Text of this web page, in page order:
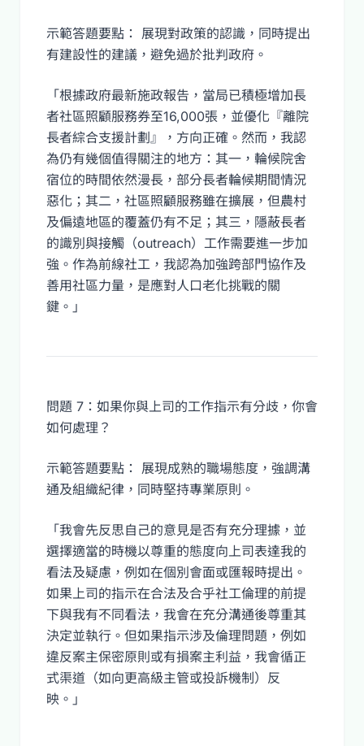
示範答題要點： 展現對政策的認識，同時提出
有建設性的建議，避免過於批判政府。
「根據政府最新施政報告，當局已積極增加長
者社區照顧服務券至16,000張，並優化『離院
長者綜合支援計劃』，方向正確。然而，我認
為仍有幾個值得關注的地方：其一，輪候院舍
宿位的時間依然漫長，部分長者輪候期間情況
惡化；其二，社區照顧服務雖在擴展，但農村
及偏遠地區的覆蓋仍有不足；其三，隱蔽長者
的識別與接觸（outreach）工作需要進一步加
強。作為前線社工，我認為加強跨部門協作及
善用社區力量，是應對人口老化挑戰的關
鍵。」
問題 7：如果你與上司的工作指示有分歧，你會
如何處理？
示範答題要點： 展現成熟的職場態度，強調溝
通及組織紀律，同時堅持專業原則。
「我會先反思自己的意見是否有充分理據，並
選擇適當的時機以尊重的態度向上司表達我的
看法及疑慮，例如在個別會面或匯報時提出。
如果上司的指示在合法及合乎社工倫理的前提
下與我有不同看法，我會在充分溝通後尊重其
決定並執行。但如果指示涉及倫理問題，例如
違反案主保密原則或有損案主利益，我會循正
式渠道（如向更高級主管或投訴機制）反
映。」